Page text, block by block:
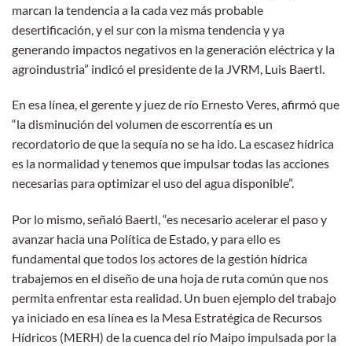
marcan la tendencia a la cada vez más probable
desertificación, y el sur con la misma tendencia y ya
generando impactos negativos en la generación eléctrica y la
agroindustria” indicó el presidente de la JVRM, Luis Baertl.
En esa línea, el gerente y juez de río Ernesto Veres, afirmó que
“la disminución del volumen de escorrentía es un
recordatorio de que la sequía no se ha ido. La escasez hídrica
es la normalidad y tenemos que impulsar todas las acciones
necesarias para optimizar el uso del agua disponible”.
Por lo mismo, señaló Baertl, “es necesario acelerar el paso y
avanzar hacia una Política de Estado, y para ello es
fundamental que todos los actores de la gestión hídrica
trabajemos en el diseño de una hoja de ruta común que nos
permita enfrentar esta realidad. Un buen ejemplo del trabajo
ya iniciado en esa línea es la Mesa Estratégica de Recursos
Hídricos (MERH) de la cuenca del río Maipo impulsada por la